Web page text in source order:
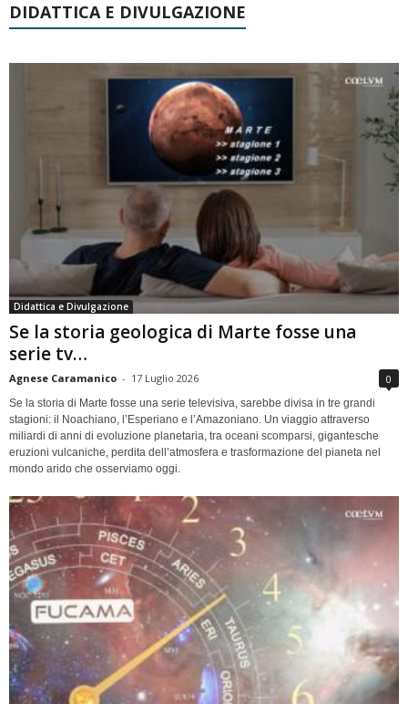
DIDATTICA E DIVULGAZIONE
Didattica e Divulgazione
Se la storia geologica di Marte fosse una
serie tv…
Agnese Caramanico - 17 Luglio 2026 0
Se la storia di Marte fosse una serie televisiva, sarebbe divisa in tre grandi
stagioni: il Noachiano, l’Esperiano e l’Amazoniano. Un viaggio attraverso
miliardi di anni di evoluzione planetaria, tra oceani scomparsi, gigantesche
eruzioni vulcaniche, perdita dell’atmosfera e trasformazione del pianeta nel
mondo arido che osserviamo oggi.